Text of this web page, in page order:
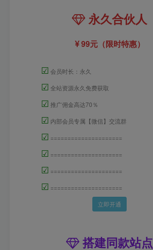
永久合伙人
99元（限时特惠）
☑ 会员时长：永久
☑ 全站资源永久免费获取
☑ 推广佣金高达70％
☑ 内部会员专属【微信】交流群
☑ =====================
☑ =====================
☑ =====================
☑ =====================
立即开通
搭建同款站点